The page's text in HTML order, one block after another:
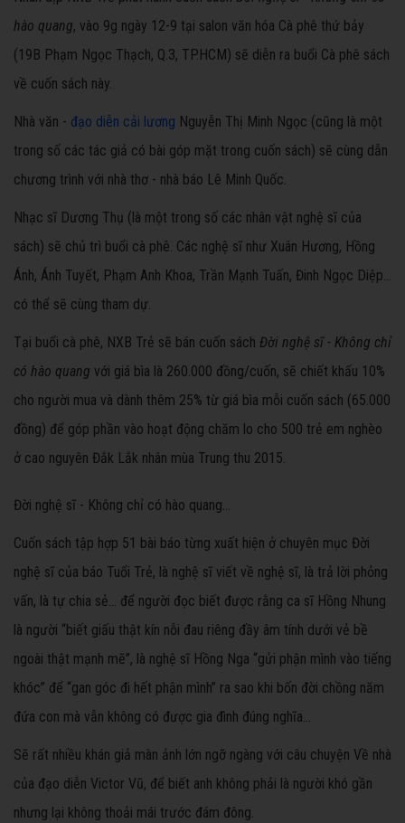
hào quang, vào 9g ngày 12-9 tại salon văn hóa Cà phê thứ bảy
(19B Phạm Ngọc Thạch, Q.3, TP.HCM) sẽ diễn ra buổi Cà phê sách
về cuốn sách này.
Nhà văn - đạo diễn cải lương Nguyễn Thị Minh Ngọc (cũng là một
trong số các tác giả có bài góp mặt trong cuốn sách) sẽ cùng dẫn
chương trình với nhà thơ - nhà báo Lê Minh Quốc.
Nhạc sĩ Dương Thụ (là một trong số các nhân vật nghệ sĩ của
sách) sẽ chủ trì buổi cà phê. Các nghệ sĩ như Xuân Hương, Hồng
Ánh, Ánh Tuyết, Phạm Anh Khoa, Trần Mạnh Tuấn, Đinh Ngọc Diệp...
có thể sẽ cùng tham dự.
Tại buổi cà phê, NXB Trẻ sẽ bán cuốn sách Đời nghệ sĩ - Không chỉ
có hào quang với giá bìa là 260.000 đồng/cuốn, sẽ chiết khấu 10%
cho người mua và dành thêm 25% từ giá bìa mỗi cuốn sách (65.000
đồng) để góp phần vào hoạt động chăm lo cho 500 trẻ em nghèo
ở cao nguyên Đắk Lắk nhân mùa Trung thu 2015.
Đời nghệ sĩ - Không chỉ có hào quang...
Cuốn sách tập hợp 51 bài báo từng xuất hiện ở chuyên mục Đời
nghệ sĩ của báo Tuổi Trẻ, là nghệ sĩ viết về nghệ sĩ, là trả lời phỏng
vấn, là tự chia sẻ... để người đọc biết được rằng ca sĩ Hồng Nhung
là người “biết giấu thật kín nỗi đau riêng đầy âm tính dưới vẻ bề
ngoài thật mạnh mẽ”, là nghệ sĩ Hồng Nga “gửi phận mình vào tiếng
khóc” để “gan góc đi hết phận mình” ra sao khi bốn đời chồng năm
đứa con mà vẫn không có được gia đình đúng nghĩa...
Sẽ rất nhiều khán giả màn ảnh lớn ngỡ ngàng với câu chuyện Về nhà
của đạo diễn Victor Vũ, để biết anh không phải là người khó gần
nhưng lại không thoải mái trước đám đông.